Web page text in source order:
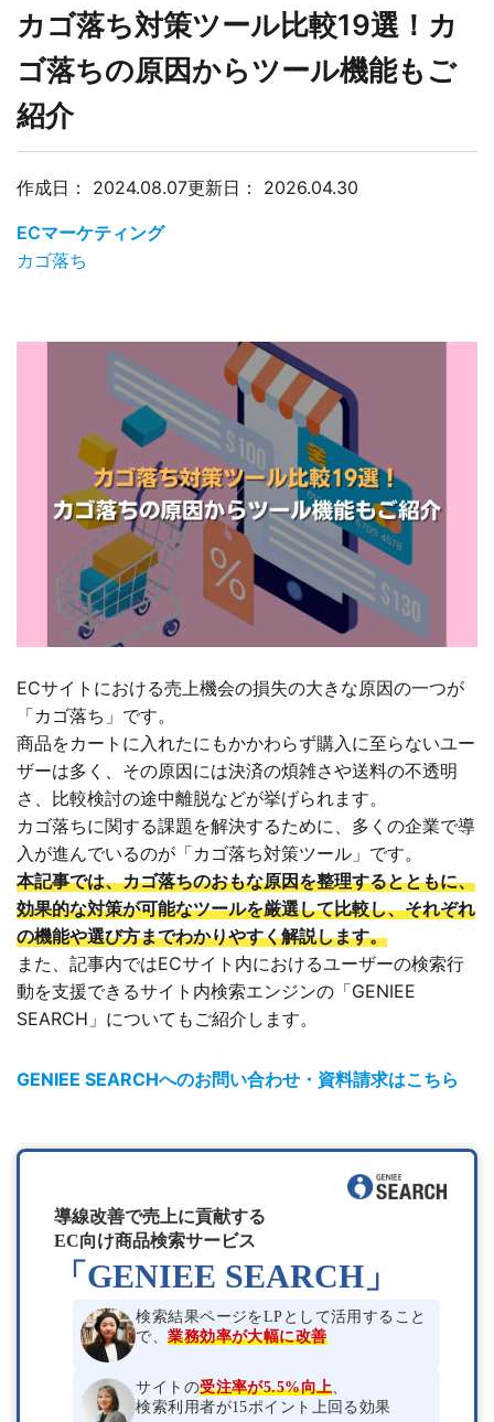
カゴ落ち対策ツール比較19選！カ
ゴ落ちの原因からツール機能もご
紹介
作成日： 2024.08.07更新日： 2026.04.30
ECマーケティング
カゴ落ち
ECサイトにおける売上機会の損失の大きな原因の一つが
「カゴ落ち」です。
商品をカートに入れたにもかかわらず購入に至らないユー
ザーは多く、その原因には決済の煩雑さや送料の不透明
さ、比較検討の途中離脱などが挙げられます。
カゴ落ちに関する課題を解決するために、多くの企業で導
入が進んでいるのが「カゴ落ち対策ツール」です。
本記事では、カゴ落ちのおもな原因を整理するとともに、
効果的な対策が可能なツールを厳選して比較し、それぞれ
の機能や選び方までわかりやすく解説します。
また、記事内ではECサイト内におけるユーザーの検索行
動を支援できるサイト内検索エンジンの「GENIEE
SEARCH」についてもご紹介します。
GENIEE SEARCHへのお問い合わせ・資料請求はこちら
導線改善で売上に貢献する
EC向け商品検索サービス
「GENIEE SEARCH」
検索結果ページをLPとして活用すること
で、業務効率が大幅に改善
サイトの受注率が5.5%向上、
検索利用者が15ポイント上回る効果